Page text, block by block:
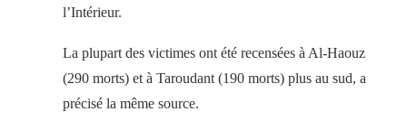
l’Intérieur.
La plupart des victimes ont été recensées à Al-Haouz
(290 morts) et à Taroudant (190 morts) plus au sud, a
précisé la même source.